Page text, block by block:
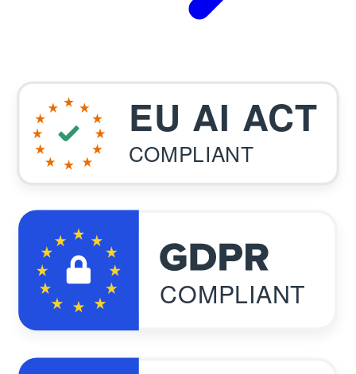
EU AI ACT
COMPLIANT
COMPLIANT